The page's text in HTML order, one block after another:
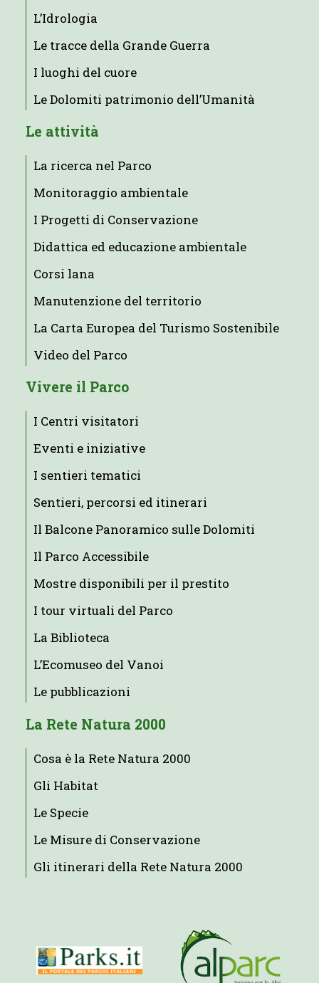
L’Idrologia
Le tracce della Grande Guerra
I luoghi del cuore
Le Dolomiti patrimonio dell’Umanità
Le attività
La ricerca nel Parco
Monitoraggio ambientale
I Progetti di Conservazione
Didattica ed educazione ambientale
Corsi lana
Manutenzione del territorio
La Carta Europea del Turismo Sostenibile
Video del Parco
Vivere il Parco
I Centri visitatori
Eventi e iniziative
I sentieri tematici
Sentieri, percorsi ed itinerari
Il Balcone Panoramico sulle Dolomiti
Il Parco Accessibile
Mostre disponibili per il prestito
I tour virtuali del Parco
La Biblioteca
L’Ecomuseo del Vanoi
Le pubblicazioni
La Rete Natura 2000
Cosa è la Rete Natura 2000
Gli Habitat
Le Specie
Le Misure di Conservazione
Gli itinerari della Rete Natura 2000